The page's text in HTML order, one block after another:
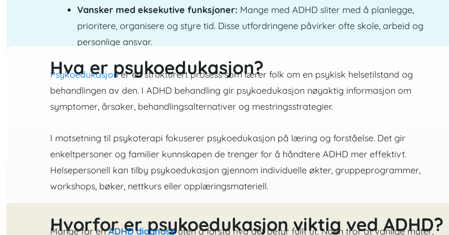
Vansker med eksekutive funksjoner: Mange med ADHD sliter med å planlegge,
prioritere, organisere og styre tid. Disse utfordringene påvirker ofte skole, arbeid og
personlige ansvar.
Hva er psykoedukasjon?
Psykoedukasjoner en strukturert prosess som lærer folk om en psykisk helsetilstand og
behandlingen av den. I ADHD behandling gir psykoedukasjon nøyaktig informasjon om
symptomer, årsaker, behandlingsalternativer og mestringsstrategier.
I motsetning til psykoterapi fokuserer psykoedukasjon på læring og forståelse. Det gir
enkeltpersoner og familier kunnskapen de trenger for å håndtere ADHD mer effektivt.
Helsepersonell kan tilby psykoedukasjon gjennom individuelle økter, gruppeprogrammer,
workshops, bøker, nettkurs eller opplæringsmateriell.
Hvorfor er psykoedukasjon viktig ved ADHD?
Mange får enADHD diagnoseuten å forstå hva det betyr fullt ut. Noen tror at vanlige myter,